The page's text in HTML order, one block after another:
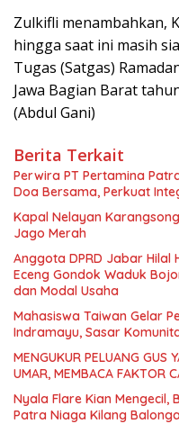
Zulkifli menambahkan,
hingga saat ini masih
Tugas (Satgas)
Jawa Bagian Barat
(Abdul Gani)
Berita Terkait
Perwira PT Pertamina
Doa Bersama, Perkuat
Kapal Nelayan
Jago Merah
Anggota DPRD Jabar
Eceng Gondok Waduk
dan Modal Usaha
Mahasiswa Taiwan Gelar
Indramayu, Sasar
MENGUKUR PELUANG GUS
UMAR, MEMBACA FAKTOR
Nyala Flare Kian Mengecil,
Patra Niaga Kilang